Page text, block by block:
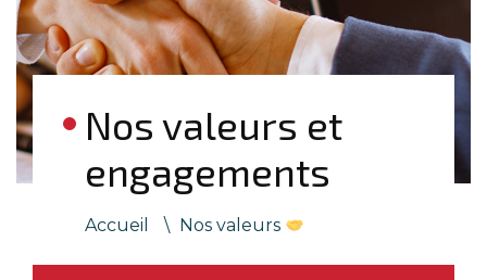
Nos valeurs et
engagements
Accueil \ Nos valeurs